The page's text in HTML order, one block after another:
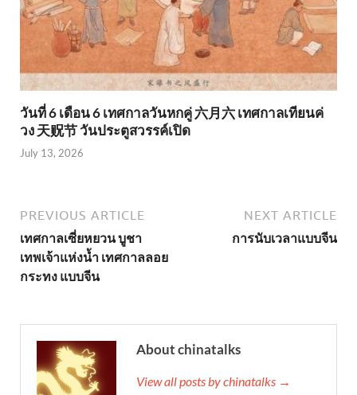
วันที่ 6 เดือน 6 เทศกาลวันหกคู่ 六月六 เทศกาลเทียนค่
วง 天贶节 วันประตูสวรรค์เปิด
July 13, 2026
PREVIOUS ARTICLE
เทศกาลเซี่ยหยวน บูชา
เทพเจ้าแห่งน้ำ เทศกาลลอย
กระทง แบบจีน
NEXT ARTICLE
การนับเวลาแบบจีน
About chinatalks
View all posts by chinatalks →